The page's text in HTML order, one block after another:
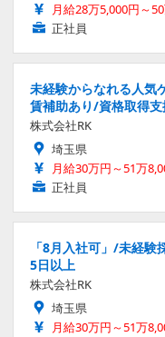
月給28万5,000円～
正社員
未経験からなれる人気
賃補助あり/資格取得支
株式会社RK
埼玉県
月給30万円～51万
正社員
「8月入社可」/未経
5日以上
株式会社RK
埼玉県
月給30万円～51万